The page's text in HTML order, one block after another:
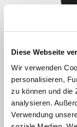
Diese Webseite
Wir verwenden
personalisieren,
zu können und die
analysieren.
Verwendung